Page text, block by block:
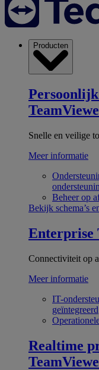
Producten
Snelle en veilige
Meer informatie
Beheer op
Bekijk schema’s
Enterprise
Connectiviteit op
Meer informatie
IT-
geïntegreerd
Realtime